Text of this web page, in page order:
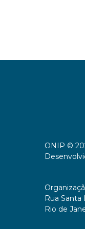
ONIP ©
Rua Santa
Rio de